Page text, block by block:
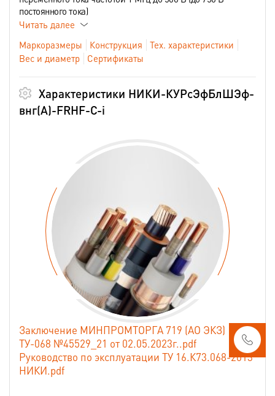
постоянного тока)
Читать далее
Маркоразмеры
Конструкция
Тех. характеристики
Вес и диаметр
Сертификаты
Характеристики НИКИ-КУРсЭфБлШЭф-
внг(А)-FRHF-С-i
Заключение МИНПРОМТОРГА 719 (АО ЭКЗ)
ТУ-068 №45529_21 от 02.05.2023г..pdf
Руководство по эксплуатации ТУ 16.К73.068-2013
НИКИ.pdf